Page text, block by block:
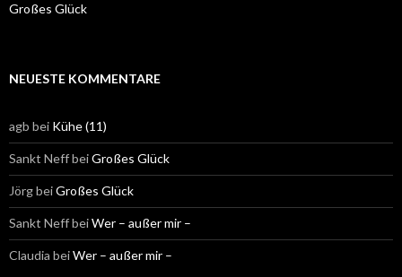
Großes Glück
NEUESTE KOMMENTARE
agb bei Kühe (11)
Sankt NeffbeiGroßes Glück
JörgbeiGroßes Glück
Sankt NeffbeiWer – außer mir –
Claudia beiWer – außer mir –